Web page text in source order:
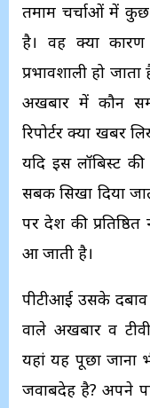
तमाम चर्चाओं में कुछ
है। वह क्या कारण
प्रभावशाली हो
अखबार में कौन
रिपोर्टर क्या खबर
यदि इस लॉबिस्ट
सबक सिखा दिया
पर देश की
आ जाती है।
पीटीआई उसके
वाले अखबार व
यहां यह पूछा जाना
जवाबदेह है? अपने